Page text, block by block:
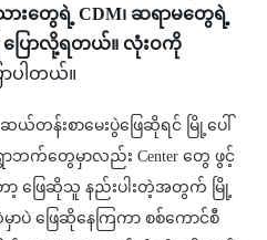
းတွေရဲ့ CDM၊ ဆရာမတွေရဲ့
ပြောလို့ရတယ်။ လုံးဝကို
ာပါတယ်။
န်းစာမေးပွဲဖြေဆိုရင် မြို့ပေါ်
ာဘက်တွေမှာလည်း Center တွေ ဖွင့်
ာ့ ဖြေဆိုသူ နည်းပါးတဲ့အတွက် မြို့
ပဲ ဖြေဆိုနေကြကာ စစ်ကောင်စီ